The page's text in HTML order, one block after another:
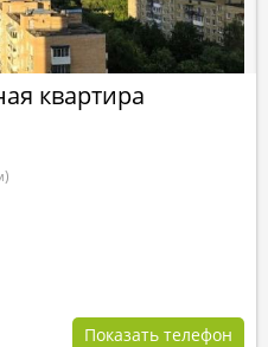
квартира
Показать телефон